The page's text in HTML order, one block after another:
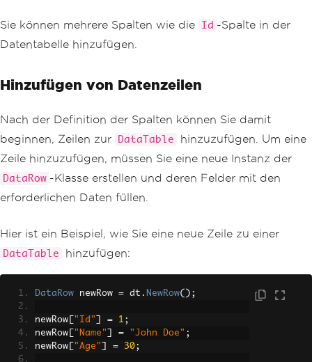
Sie können mehrere Spalten wie die Id -Spalte in der
Datentabelle hinzufügen.
Hinzufügen von Datenzeilen
Nach der Definition der Spalten können Sie damit
beginnen, Zeilen zur
DataTable
hinzuzufügen. Um eine
Zeile hinzuzufügen, müssen Sie eine neue Instanz der
DataRow -Klasse erstellen und deren Felder mit den
erforderlichen Daten füllen.
Hier ist ein Beispiel, wie Sie eine neue Zeile zu einer
DataTable hinzufügen:
DataRow newRow = dt . NewRow();
newRow "Id" = 1;
newRow
"Name" = "John Doe" ;
newRow
"Age" = 30;